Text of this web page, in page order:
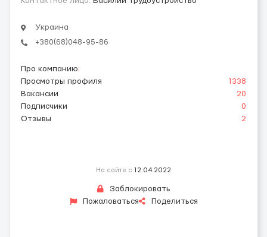
Украина
+380(68)048-95-86
Про компанию:
Просмотры профиля
1338
Вакансии
20
Подписчики
0
Отзывы
2
На сайте с 12.04.2022
Заблокировать
Пожаловаться
Поделиться